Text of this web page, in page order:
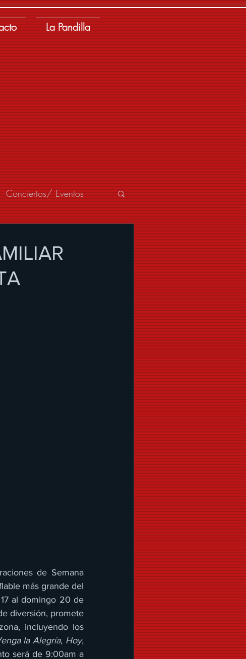
La Pandilla
Conciertos/ Eventos
de Semana
más grande del
al domingo 20 de
diversión, promete
incluyendo los
la Alegría, Hoy
será de 9:00am a